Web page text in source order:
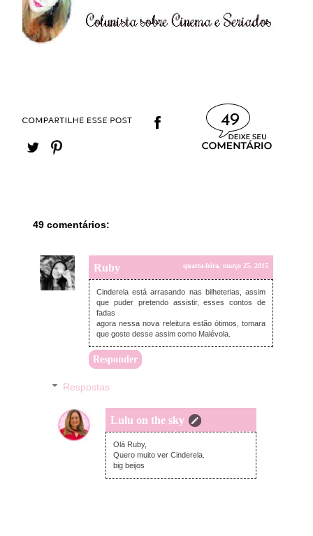
49
49 comentários:
Ruby quarta-feira, março 25, 2015
Cinderela está arrasando nas bilheterias, assim
que puder pretendo assistir, esses contos de
fadas
agora nessa nova releitura estão ótimos, tomara
que goste desse assim como Malévola.
Responder
Respostas
Lulu on the sky
quinta-feira, março 26, 2015
Olá Ruby,
Quero muito ver Cinderela.
big beijos